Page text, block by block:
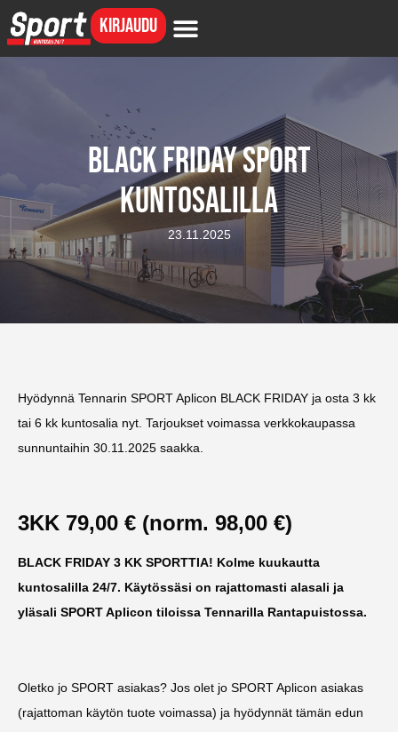
Kirjaudu
BLACK FRIDAY SPORT
KUNTOSALILLA
23.11.2025
Hyödynnä Tennarin SPORT Aplicon BLACK FRIDAY ja osta 3 kk
tai 6 kk kuntosalia nyt. Tarjoukset voimassa verkkokaupassa
sunnuntaihin 30.11.2025 saakka.
3KK 79,00 € (norm. 98,00 €)
BLACK FRIDAY 3 KK SPORTTIA! Kolme kuukautta
kuntosalilla 24/7. Käytössäsi on rajattomasti alasali ja
yläsali SPORT Aplicon tiloissa Tennarilla Rantapuistossa.
Oletko jo SPORT asiakas? Jos olet jo SPORT Aplicon asiakas
(rajattoman käytön tuote voimassa) ja hyödynnät tämän edun